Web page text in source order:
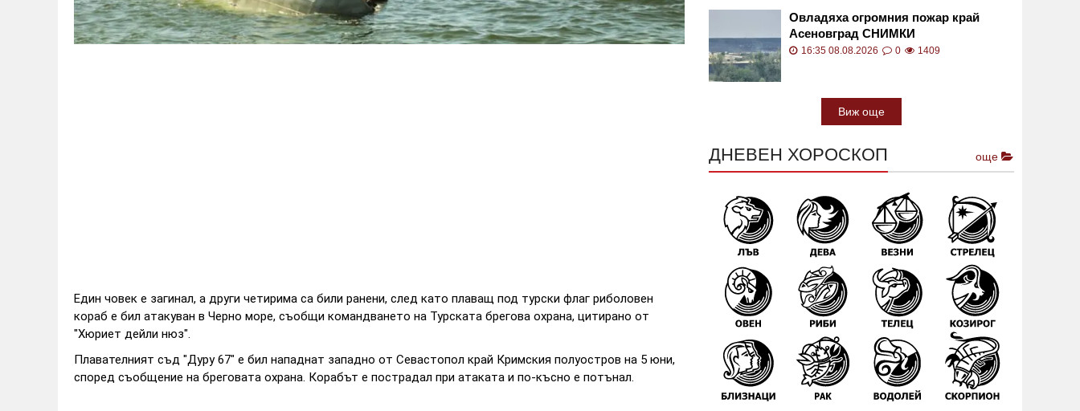
Един човек е загинал, а други четирима са били ранени, след като плаващ под турски флаг риболовен
кораб е бил атакуван в Черно море, съобщи командването на Турската брегова охрана, цитирано от
"Хюриет дейли нюз".
Плавателният съд "Дуру 67" е бил нападнат западно от Севастопол край Кримския полуостров на 5 юни,
според съобщение на бреговата охрана. Корабът е пострадал при атаката и по-късно е потънал.
Овладяха огромния пожар край
Асеновград СНИМКИ
16:35 08.08.2026 0 1409
Виж още
ДНЕВЕН ХОРОСКОП още